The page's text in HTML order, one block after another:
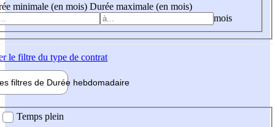
minimale (en mois) Durée maximale (en mois)
mois
le filtre du type de contrat
filtres de Durée hebdomadaire
Temps plein